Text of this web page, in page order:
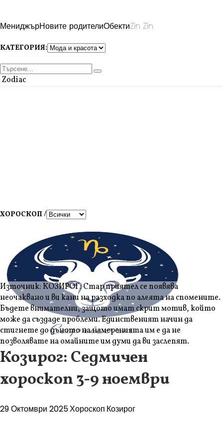
МениджърНовите родителиОбектиZin Zin
КАТЕГОРИЯ:
Zodiac
ХОРОСКОП /
Източник: КОЗИРОГ: Стар приятел се появява
неочаквано и ви кани на разходка по алеята на спомените.
Бъдете внимателни, защото имат скрит мотив, който
може да създаде проблеми. Единственият начин да
стигнете до дъното на намеренията им е да не
позволявате на омайните им думи да ви заслепят.
Козирог: Седмичен
хороскоп 3-9 ноември
29 Октомври 2025Хороскоп Козирог